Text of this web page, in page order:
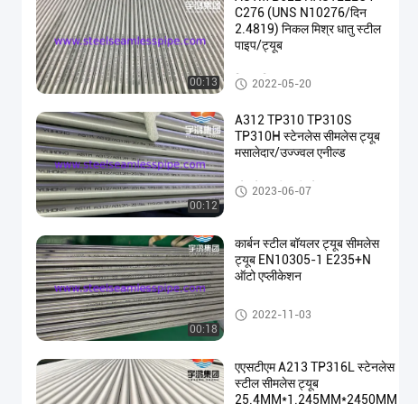
00:13
C276 (UNS N10276/दिन
2.4819) निकल मिश्र धातु स्टील
पाइप/ट्यूब
निकल मिश्र धातु पाइप
2022-05-20
00:12
A312 TP310 TP310S
TP310H स्टेनलेस सीमलेस ट्यूब
मसालेदार/उज्ज्वल एनील्ड
स्टेनलेस स्टील सीमलेस पाइप
2023-06-07
00:18
कार्बन स्टील बॉयलर ट्यूब सीमलेस
ट्यूब EN10305-1 E235+N
ऑटो एप्लीकेशन
बॉयलर ट्यूब
2022-11-03
एएसटीएम A213 TP316L स्टेनलेस
स्टील सीमलेस ट्यूब
25.4MM*1.245MM*2450MM